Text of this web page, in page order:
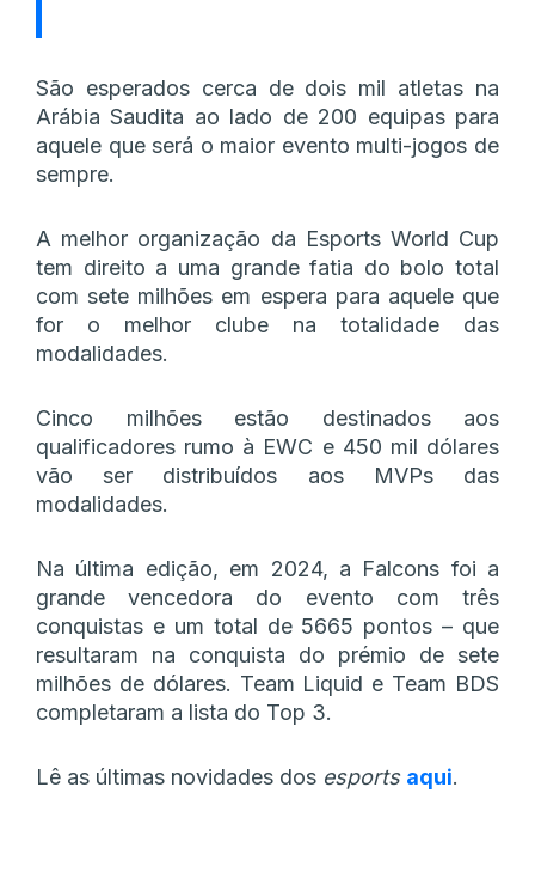
São esperados cerca de dois mil atletas na
Arábia Saudita ao lado de 200 equipas para
aquele que será o maior evento multi-jogos de
sempre.
A melhor organização da Esports World Cup
tem direito a uma grande fatia do bolo total
com sete milhões em espera para aquele que
for o melhor clube na totalidade das
modalidades.
Cinco milhões estão destinados aos
qualificadores rumo à EWC e 450 mil dólares
vão ser distribuídos aos MVPs das
modalidades.
Na última edição, em 2024, a Falcons foi a
grande vencedora do evento com três
conquistas e um total de 5665 pontos – que
resultaram na conquista do prémio de sete
milhões de dólares. Team Liquid e Team BDS
completaram a lista do Top 3.
Lê as últimas novidades dos esports aqui.